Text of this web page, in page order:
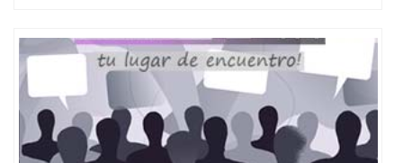
University）圣何塞州立大学（San Jose State
University）圣何塞州立大学（San Jose State
University）圣何塞州立大学学位证（San Jose State
University）圣何塞州立大学学位证（San Jose State
University）圣何塞州立大学学位证（San Jose State
University）圣何塞州立大学（San Jose State
University）圣何塞州立大学（San Jose State
University）圣何塞州立大学（San Jose State